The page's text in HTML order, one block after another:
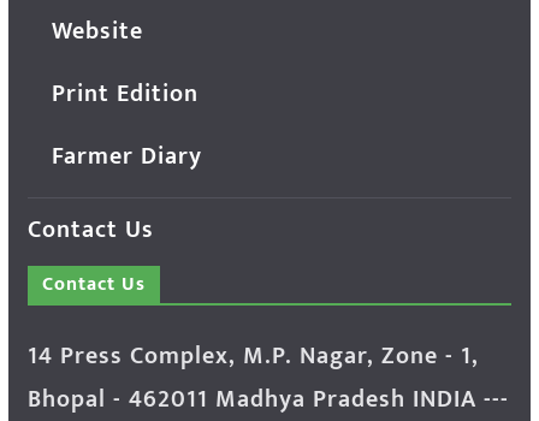
Website
Print Edition
Farmer Diary
Contact Us
Contact Us
14 Press Complex, M.P. Nagar, Zone - 1,
Bhopal - 462011 Madhya Pradesh INDIA ---